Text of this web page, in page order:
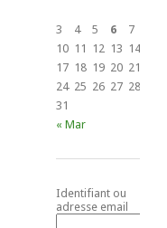
3
4 5 6 7
10 11 12 13 14
17 18 19 20 21
24 25 26 27 28
31
« Mar
Identifiant ou
adresse email